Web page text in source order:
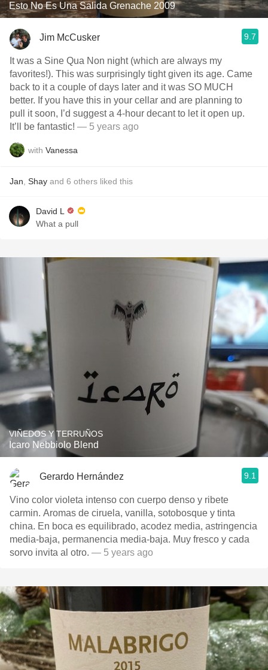
Esto No Es Una Salida Grenache 2009
Jim McCusker 9.7
It was a Sine Qua Non night (which are always my
favorites!). This was surprisingly tight given its age. Came
back to it a couple of days later and it was SO MUCH
better. If you have this in your cellar and are planning to
pull it soon, I’d suggest a 4-hour decant to let it open up.
It’ll be fantastic! — 5 years ago
with Vanessa
Jan Shay and 6 others liked this
David L
What a pull
VIÑEDOS Y TERRUÑOS
Icaro Nebbiolo Blend
Gerardo Hernández 9.1
Vino color violeta intenso con cuerpo denso y ribete
carmin. Aromas de ciruela, vanilla, sotobosque y tinta
china. En boca es equilibrado, acodez media, astringencia
media-baja, permanencia media-baja. Muy fresco y cada
sorvo invita al otro. — 5 years ago